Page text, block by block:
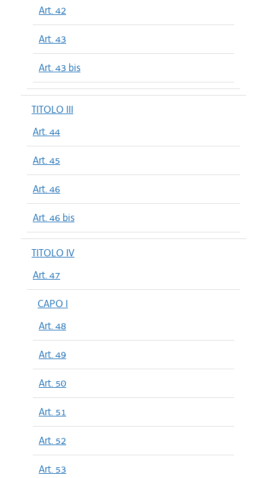
Art. 42
Art. 43
Art. 43 bis
TITOLO III
Art. 44
Art. 45
Art. 46
Art. 46 bis
TITOLO IV
Art. 47
CAPO I
Art. 48
Art. 49
Art. 50
Art. 51
Art. 52
Art. 53